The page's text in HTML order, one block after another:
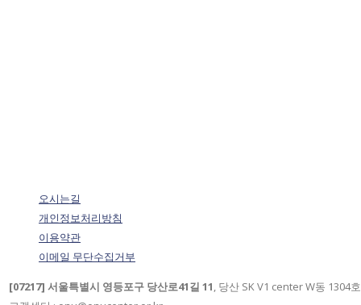
오시는길
개인정보처리방침
이용약관
이메일 무단수집거부
[07217] 서울특별시 영등포구 당산로41길 11, 당산 SK V1 center W동 1304호